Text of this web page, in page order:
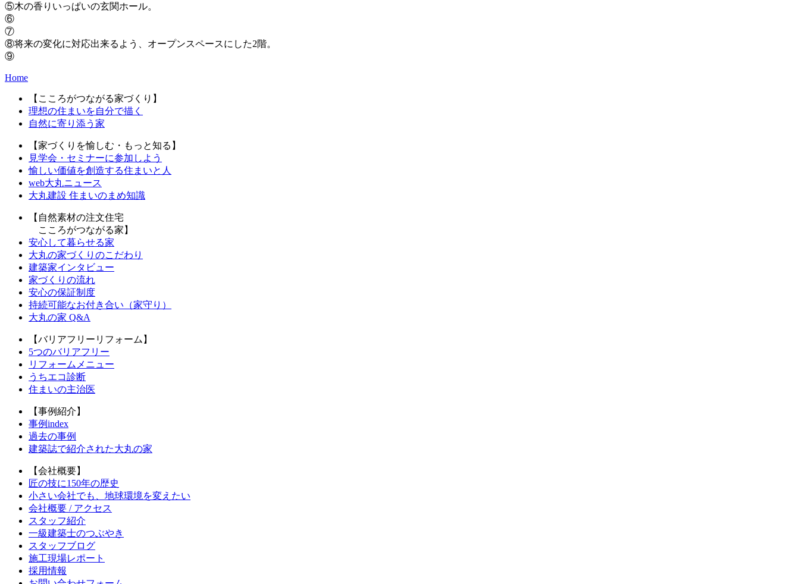
⑤木の香りいっぱいの玄関ホール。
⑥
⑦
⑧将来の変化に対応出来るよう、オープンスペースにした2階。
⑨
Home
【こころがつながる家づくり】
理想の住まいを自分で描く
自然に寄り添う家
【家づくりを愉しむ・もっと知る】
見学会・セミナーに参加しよう
愉しい価値を創造する住まいと人
web大丸ニュース
大丸建設 住まいのまめ知識
【自然素材の注文住宅
こころがつながる家】
安心して暮らせる家
大丸の家づくりのこだわり
建築家インタビュー
家づくりの流れ
安心の保証制度
持続可能なお付き合い（家守り）
大丸の家 Q&A
【バリアフリーリフォーム】
5つのバリアフリー
リフォームメニュー
うちエコ診断
住まいの主治医
【事例紹介】
事例index
過去の事例
建築誌で紹介された大丸の家
【会社概要】
匠の技に150年の歴史
小さい会社でも、地球環境を変えたい
会社概要 / アクセス
スタッフ紹介
一級建築士のつぶやき
スタッフブログ
施工現場レポート
採用情報